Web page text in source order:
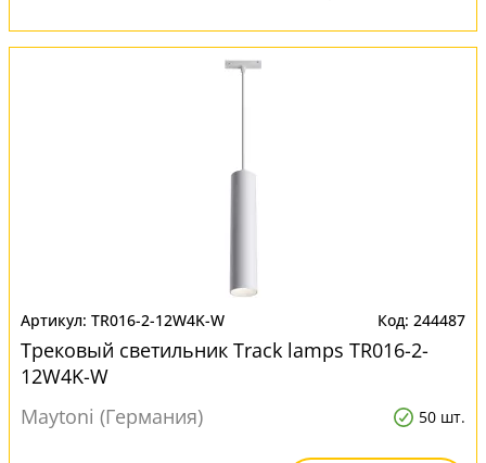
TR016-2-12W4K-W 244487
Трековый светильник Track lamps TR016-2-
12W4K-W
Maytoni (Германия)
50 шт.